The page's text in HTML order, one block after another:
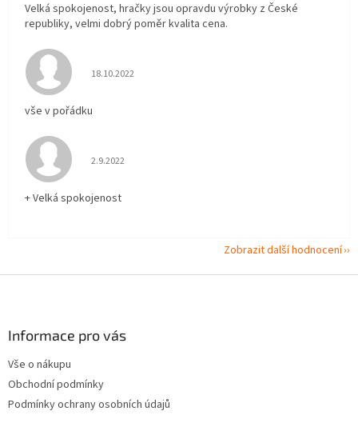
Velká spokojenost, hračky jsou opravdu výrobky z České
republiky, velmi dobrý poměr kvalita cena.
Hodnocení obchodu je 5 z 5 hvězdiček.
18.10.2022
vše v pořádku
Hodnocení obchodu je 5 z 5 hvězdiček.
2.9.2022
+ Velká spokojenost
Zobrazit další hodnocení
Informace pro vás
Vše o nákupu
Obchodní podmínky
Podmínky ochrany osobních údajů